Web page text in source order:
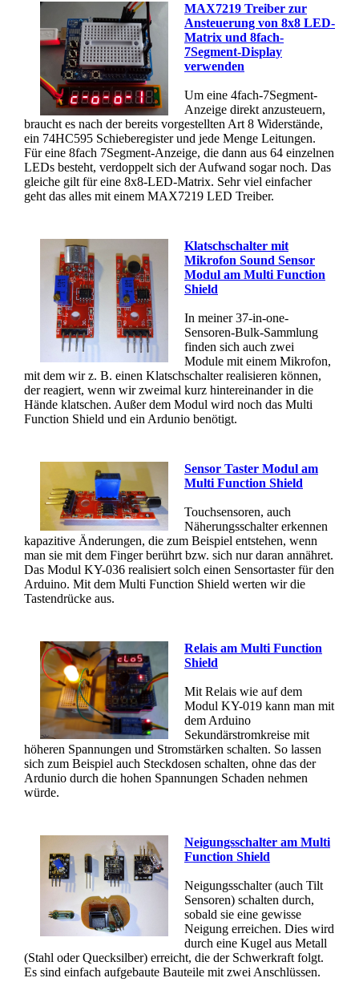
MAX7219 Treiber zur
Ansteuerung von 8x8 LED-
Matrix und 8fach-
7Segment-Display
verwenden
Um eine 4fach-7Segment-
Anzeige direkt anzusteuern,
braucht es nach der bereits vorgestellten Art 8 Widerstände,
ein 74HC595 Schieberegister und jede Menge Leitungen.
Für eine 8fach 7Segment-Anzeige, die dann aus 64 einzelnen
LEDs besteht, verdoppelt sich der Aufwand sogar noch. Das
gleiche gilt für eine 8x8-LED-Matrix. Sehr viel einfacher
geht das alles mit einem MAX7219 LED Treiber.
Klatschschalter mit
Mikrofon Sound Sensor
Modul am Multi Function
Shield
In meiner 37-in-one-
Sensoren-Bulk-Sammlung
finden sich auch zwei
Module mit einem Mikrofon,
mit dem wir z. B. einen Klatschschalter realisieren können,
der reagiert, wenn wir zweimal kurz hintereinander in die
Hände klatschen. Außer dem Modul wird noch das Multi
Function Shield und ein Ardunio benötigt.
Sensor Taster Modul am
Multi Function Shield
Touchsensoren, auch
Näherungsschalter erkennen
kapazitive Änderungen, die zum Beispiel entstehen, wenn
man sie mit dem Finger berührt bzw. sich nur daran annähret.
Das Modul KY-036 realisiert solch einen Sensortaster für den
Arduino. Mit dem Multi Function Shield werten wir die
Tastendrücke aus.
Relais am Multi Function
Shield
Mit Relais wie auf dem
Modul KY-019 kann man mit
dem Arduino
Sekundärstromkreise mit
höheren Spannungen und Stromstärken schalten. So lassen
sich zum Beispiel auch Steckdosen schalten, ohne das der
Ardunio durch die hohen Spannungen Schaden nehmen
würde.
Neigungsschalter am Multi
Function Shield
Neigungsschalter (auch Tilt
Sensoren) schalten durch,
sobald sie eine gewisse
Neigung erreichen. Dies wird
durch eine Kugel aus Metall
(Stahl oder Quecksilber) erreicht, die der Schwerkraft folgt.
Es sind einfach aufgebaute Bauteile mit zwei Anschlüssen.